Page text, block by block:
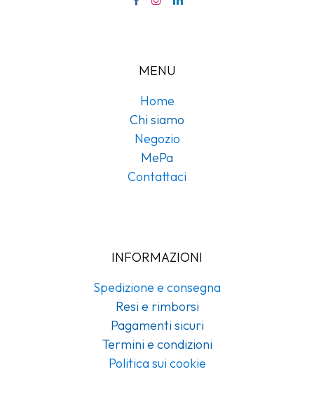
MENU
Home
Chi siamo
Negozio
MePa
Contattaci
INFORMAZIONI
Spedizione e consegna
Resi e rimborsi
Pagamenti sicuri
Termini e condizioni
Politica sui cookie